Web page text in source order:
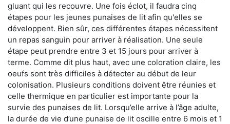
gluant qui les recouvre. Une fois éclot, il faudra cinq
étapes pour les jeunes punaises de lit afin qu'elles se
développent. Bien sûr, ces différentes étapes nécessitent
un repas sanguin pour arriver à réalisation. Une seule
étape peut prendre entre 3 et 15 jours pour arriver à
terme. Comme dit plus haut, avec une coloration claire, les
oeufs sont très difficiles à détecter au début de leur
colonisation. Plusieurs conditions doivent être réunies et
celle thermique en particulier est importante pour la
survie des punaises de lit. Lorsqu’elle arrive à l’âge adulte,
la durée de vie d’une punaise de lit oscille entre 6 mois et 1